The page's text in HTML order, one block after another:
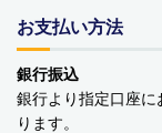
バッグ・カート
美容
お支払い方法
銀行振込
銀行より指定口座
ります。